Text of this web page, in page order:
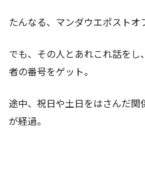
たんなる、マンダウエポストオ
でも、その人とあれこれ話をし
者の番号をゲット。
途中、祝日や土日をはさんだ関
が経過。